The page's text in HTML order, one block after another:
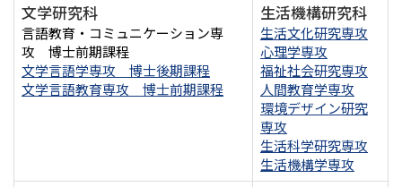
文学研究科
言語教育・コミュニケーション専
攻 博士前期課程
文学言語学専攻 博士後期課程
文学言語教育専攻 博士前期課程
生活機構研究科
生活文化研究専攻
心理学専攻
福祉社会研究専攻
人間教育学専攻
環境デザイン研究
専攻
生活科学研究専攻
生活機構学専攻